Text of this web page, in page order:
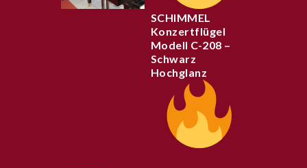
SCHIMMEL
Konzertflügel
Modell C-208 –
Schwarz
Hochglanz